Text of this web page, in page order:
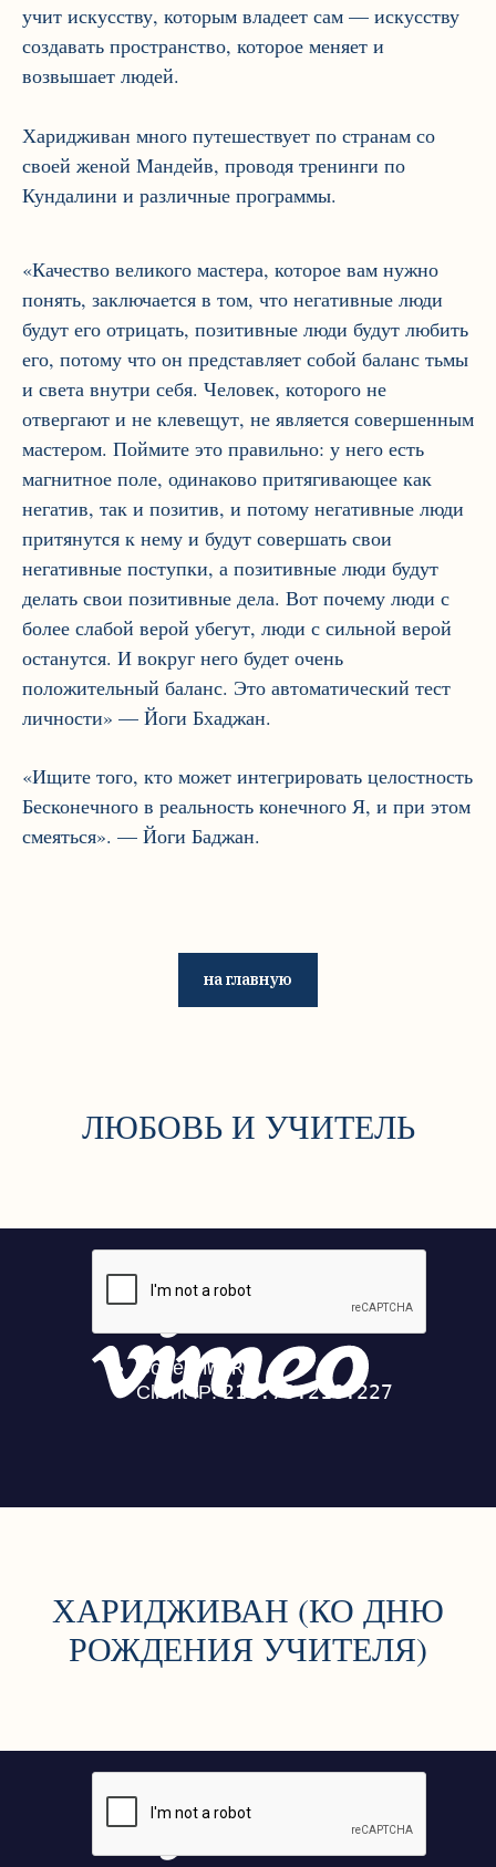
учит искусству, которым владеет сам — искусству
создавать пространство, которое меняет и
возвышает людей.
Харидживан много путешествует по странам со
своей женой Мандейв, проводя тренинги по
Кундалини и различные программы.
«Качество великого мастера, которое вам нужно
понять, заключается в том, что негативные люди
будут его отрицать, позитивные люди будут любить
его, потому что он представляет собой баланс тьмы
и света внутри себя. Человек, которого не
отвергают и не клевещут, не является совершенным
мастером. Поймите это правильно: у него есть
магнитное поле, одинаково притягивающее как
негатив, так и позитив, и потому негативные люди
притянутся к нему и будут совершать свои
негативные поступки, а позитивные люди будут
делать свои позитивные дела. Вот почему люди с
более слабой верой убегут, люди с сильной верой
останутся. И вокруг него будет очень
положительный баланс. Это автоматический тест
личности» — Йоги Бхаджан.
«Ищите того, кто может интегрировать целостность
Бесконечного в реальность конечного Я, и при этом
смеяться». — Йоги Баджан.
на главную
ЛЮБОВЬ И УЧИТЕЛЬ
ХАРИДЖИВАН (КО ДНЮ
РОЖДЕНИЯ УЧИТЕЛЯ)